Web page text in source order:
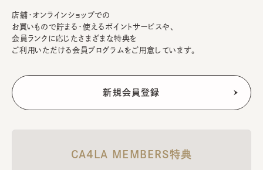
店舗・オンラインショップでの
お買いもので貯まる・使えるポイントサービスや、
会員ランクに応じたさまざまな特典を
ご利用いただける会員プログラムをご用意しています。
CA4LA MEMBERS特典